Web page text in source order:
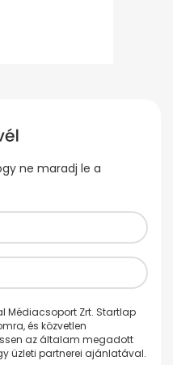
ne maradj le a
Médiacsoport Zrt. Startlap
és közvetlen
az általam megadott
üzleti partnerei ajánlatával.